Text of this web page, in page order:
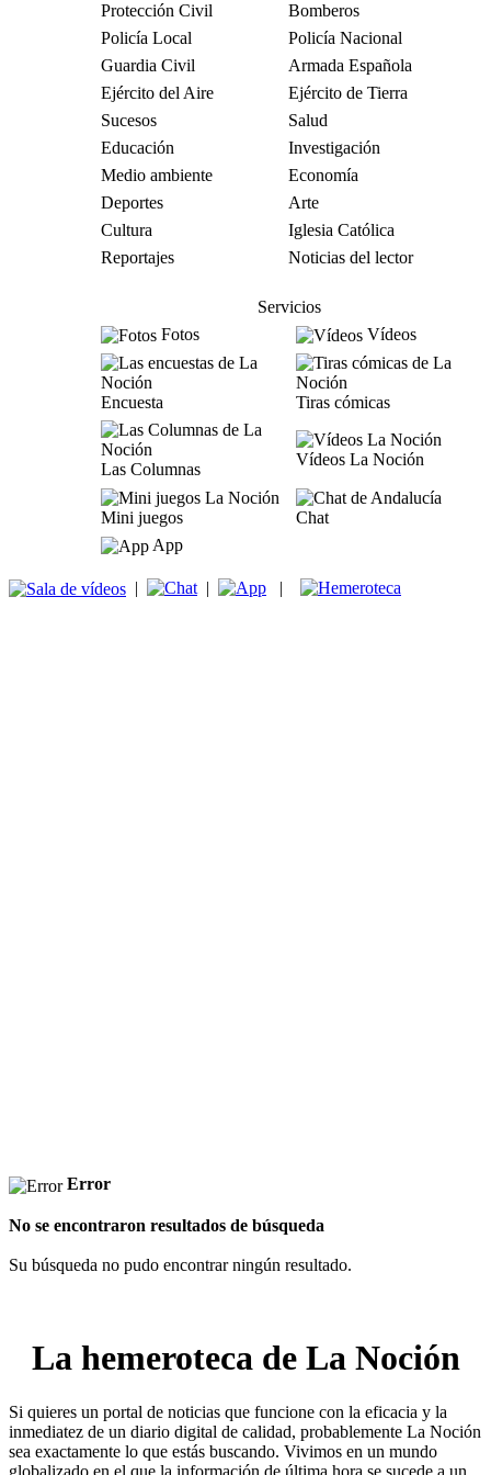
Protección Civil
Bomberos
Policía Local
Policía Nacional
Guardia Civil
Armada Española
Ejército del Aire
Ejército de Tierra
Sucesos
Salud
Educación
Investigación
Medio ambiente
Economía
Deportes
Arte
Cultura
Iglesia Católica
Reportajes
Noticias del lector
Servicios
Fotos
Vídeos
Encuesta Tiras cómicas
Las Columnas
Vídeos La Noción
Mini juegos
Chat
App
| | |
Error
No se encontraron resultados de búsqueda
Su búsqueda no pudo encontrar ningún resultado.
La hemeroteca de La Noción
Si quieres un portal de noticias que funcione con la eficacia y la
inmediatez de un diario digital de calidad, probablemente La Noción
sea exactamente lo que estás buscando. Vivimos en un mundo
globalizado en el que la información de última hora se sucede a un